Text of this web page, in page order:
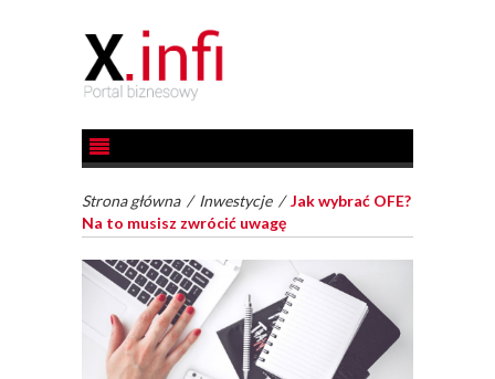
Strona główna / Inwestycje /Jak wybrać OFE?
Na to musisz zwrócić uwagę